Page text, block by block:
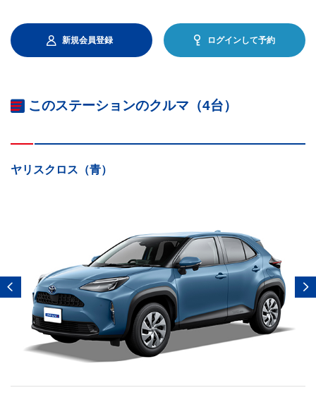
新規会員登録 ログインして予約
このステーションのクルマ（4台）
ヤリスクロス（青）